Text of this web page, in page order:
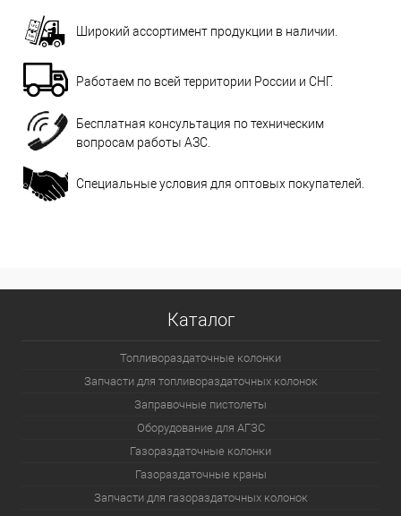
Широкий ассортимент продукции в наличии.
Работаем по всей территории России и СНГ.
Бесплатная консультация по техническим
вопросам работы АЗС.
Специальные условия для оптовых покупателей.
Каталог
Топливораздаточные колонки
Запчасти для топливораздаточных колонок
Заправочные пистолеты
Оборудование для АГЗС
Газораздаточные колонки
Газораздаточные краны
Запчасти для газораздаточных колонок